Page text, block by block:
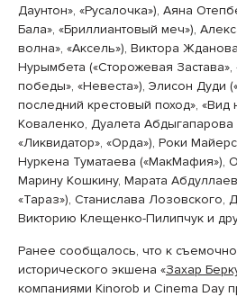
Даунтон», «Русалочка»), Аяна
Бала», «Бриллиантовый меч»),
волна», «Аксель»), Виктора
Нурымбета («Сторожевая Застава»,
победы», «Невеста»), Элисон Дуди
последний крестовый поход», «Вид
Коваленко, Дуалета Абдыгапарова
«Ликвидатор», «Орда»), Роки
Нуркена Туматаева («МакМафия»),
Марину Кошкину, Марата
«Тараз»), Станислава Лозовского,
Викторию Клещенко-Пилипчук и
Ранее сообщалось, что к
исторического экшена «Захар
компаниями Kinorob и Cinema Day